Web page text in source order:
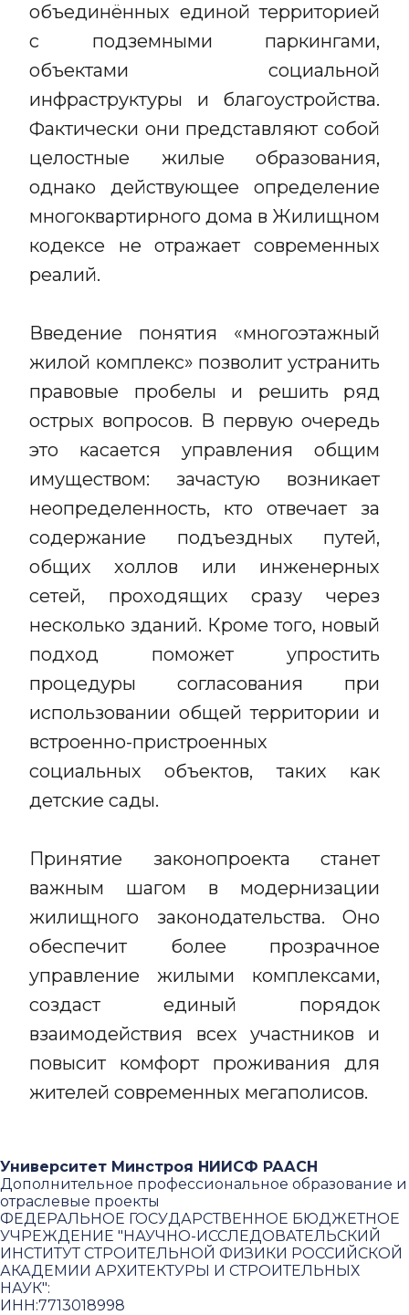
объединённых единой территорией
с подземными паркингами,
объектами социальной
инфраструктуры и благоустройства.
Фактически они представляют собой
целостные жилые образования,
однако действующее определение
многоквартирного дома в Жилищном
кодексе не отражает современных
реалий.
Введение понятия «многоэтажный
жилой комплекс» позволит устранить
правовые пробелы и решить ряд
острых вопросов. В первую очередь
это касается управления общим
имуществом: зачастую возникает
неопределенность, кто отвечает за
содержание подъездных путей,
общих холлов или инженерных
сетей, проходящих сразу через
несколько зданий. Кроме того, новый
подход поможет упростить
процедуры согласования при
использовании общей территории и
встроенно-пристроенных
социальных объектов, таких как
детские сады.
Принятие законопроекта станет
важным шагом в модернизации
жилищного законодательства. Оно
обеспечит более прозрачное
управление жилыми комплексами,
создаст единый порядок
взаимодействия всех участников и
повысит комфорт проживания для
жителей современных мегаполисов.
Университет Минстроя НИИСФ РААСН
Дополнительное профессиональное образование и
отраслевые проекты
ФЕДЕРАЛЬНОЕ ГОСУДАРСТВЕННОЕ БЮДЖЕТНОЕ
УЧРЕЖДЕНИЕ "НАУЧНО-ИССЛЕДОВАТЕЛЬСКИЙ
ИНСТИТУТ СТРОИТЕЛЬНОЙ ФИЗИКИ РОССИЙСКОЙ
АКАДЕМИИ АРХИТЕКТУРЫ И СТРОИТЕЛЬНЫХ
НАУК":
ИНН:7713018998